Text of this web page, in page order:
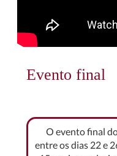
Evento final
O evento final
entre os dias 22 e